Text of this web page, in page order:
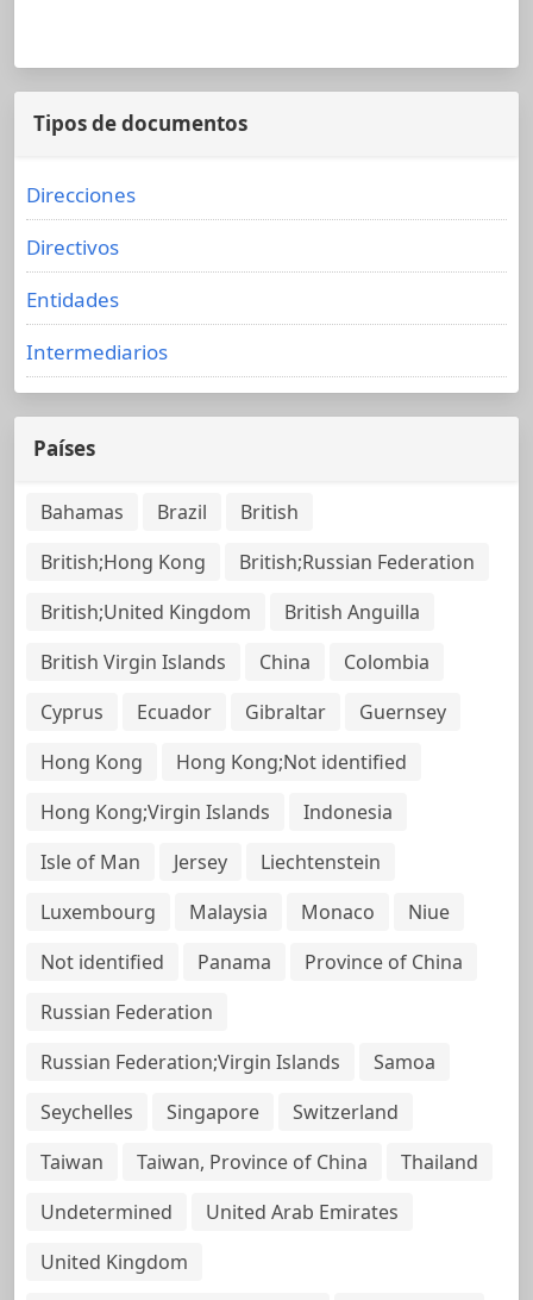
Tipos de documentos
Direcciones
Directivos
Entidades
Intermediarios
Países
Bahamas Brazil
British
British;Hong Kong
British;Russian Federation
British;United Kingdom
British Anguilla
British Virgin Islands
China
Colombia
Cyprus
Ecuador Gibraltar
Guernsey
Hong Kong
Hong Kong;Not identified
Hong Kong;Virgin Islands
Indonesia
Isle of Man
Jersey
Liechtenstein
Luxembourg
Malaysia Monaco
Niue
Not identified
Panama
Province of China
Russian Federation
Russian Federation;Virgin Islands
Samoa
Seychelles
Singapore
Switzerland
Taiwan
Taiwan, Province of China
Thailand
Undetermined
United Arab Emirates
United Kingdom